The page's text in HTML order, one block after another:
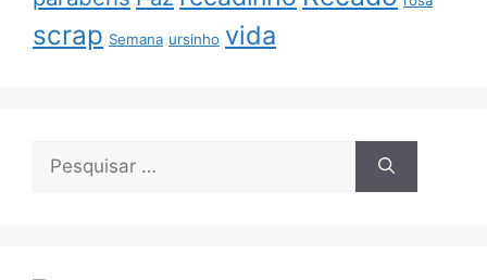
scrap Semana ursinho vida
por: